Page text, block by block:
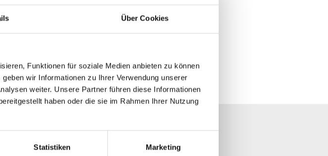
Über Cookies
Funktionen für soziale Medien anbieten zu können
wir Informationen zu Ihrer Verwendung unserer
weiter. Unsere Partner führen diese Informationen
haben oder die sie im Rahmen Ihrer Nutzung
Statistiken Marketing